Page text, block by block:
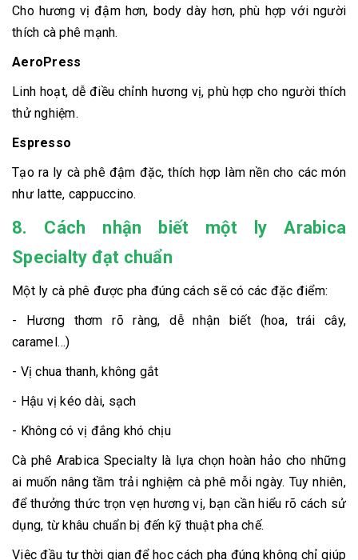
Cho hương vị đậm hơn, body dày hơn, phù hợp với người
thích cà phê mạnh.
AeroPress
Linh hoạt, dễ điều chỉnh hương vị, phù hợp cho người thích
thử nghiệm.
Espresso
Tạo ra ly cà phê đậm đặc, thích hợp làm nền cho các món
như latte, cappuccino.
8. Cách nhận biết một ly Arabica
Specialty đạt chuẩn
Một ly cà phê được pha đúng cách sẽ có các đặc điểm:
- Hương thơm rõ ràng, dễ nhận biết (hoa, trái cây,
caramel…)
- Vị chua thanh, không gắt
- Hậu vị kéo dài, sạch
- Không có vị đắng khó chịu
Cà phê Arabica Specialty là lựa chọn hoàn hảo cho những
ai muốn nâng tầm trải nghiệm cà phê mỗi ngày. Tuy nhiên,
để thưởng thức trọn vẹn hương vị, bạn cần hiểu rõ cách sử
dụng, từ khâu chuẩn bị đến kỹ thuật pha chế.
Việc đầu tư thời gian để học cách pha đúng không chỉ giúp